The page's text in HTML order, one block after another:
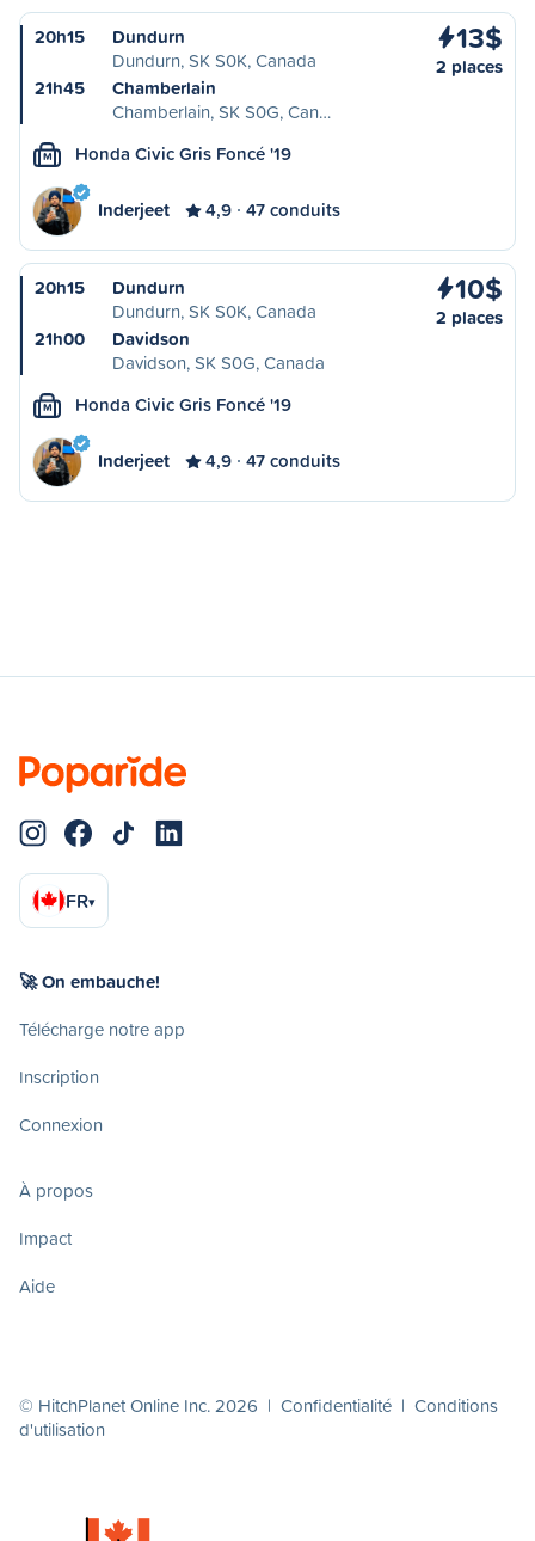
20h15
Dundurn
Dundurn, SK S0K, Canada
21h45
Chamberlain
Chamberlain, SK S0G, Can…
13$
2 places
M Honda Civic Gris Foncé '19
Inderjeet 4,9 47 conduits
20h15
Dundurn
Dundurn, SK S0K, Canada
21h00
Davidson
Davidson, SK S0G, Canada
10$
2 places
M Honda Civic Gris Foncé '19
Inderjeet 4,9 47 conduits
FR▾
🚀 On embauche!
Télécharge notre app
Inscription
Connexion
À propos
Impact
Aide
© HitchPlanet Online Inc. 2026 | Confidentialité | Conditions
d'utilisation